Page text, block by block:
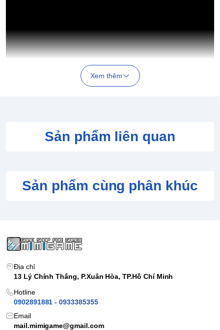
Xem thêm
Sản phẩm liên quan
Sản phẩm cùng phân khúc
Địa chỉ
13 Lý Chính Thắng, P.Xuân Hòa, TP.Hồ Chí Minh
Hotline
0902891881 - 0933385355
Email
mail.mimigame@gmail.com